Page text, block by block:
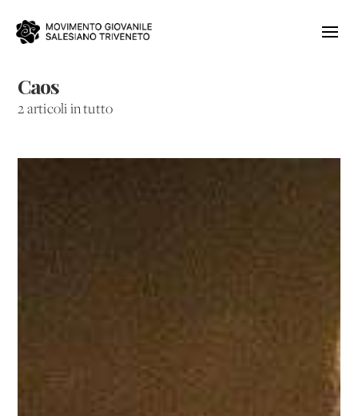
Caos
2 articoli in tutto